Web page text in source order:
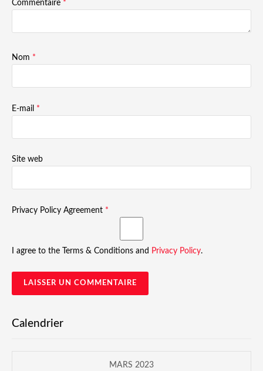
Commentaire *
Nom *
E-mail *
Site web
Privacy Policy Agreement *
I agree to the Terms & Conditions and Privacy Policy.
Calendrier
MARS 2023